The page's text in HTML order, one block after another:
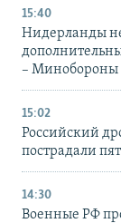
15:40
Нидерланды
– Минобороны
15:02
Российский
пострадали
14:30
Военные РФ